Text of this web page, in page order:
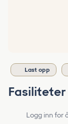
Last opp
Fasiliteter
Logg inn for